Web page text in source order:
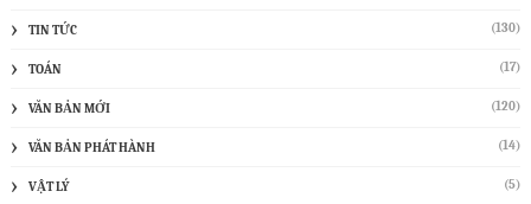
TIN TỨC (130)
TOÁN (17)
VĂN BẢN MỚI (120)
VĂN BẢN PHÁT HÀNH (14)
VẬT LÝ (5)